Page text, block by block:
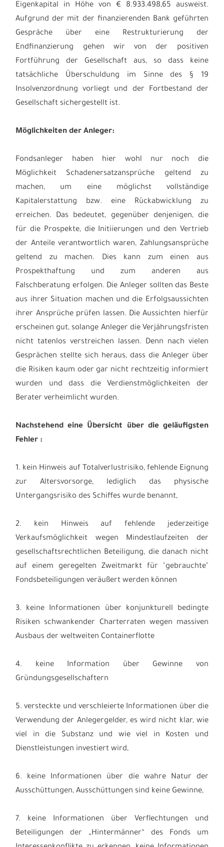
Eigenkapital in Höhe von € 8.933.498,65 ausweist.
Aufgrund der mit der finanzierenden Bank geführten
Gespräche über eine Restrukturierung der
Endfinanzierung gehen wir von der positiven
Fortführung der Gesellschaft aus, so dass keine
tatsächliche Überschuldung im Sinne des § 19
Insolvenzordnung vorliegt und der Fortbestand der
Gesellschaft sichergestellt ist.
Möglichkeiten der Anleger:
Fondsanleger haben hier wohl nur noch die
Möglichkeit Schadenersatzansprüche geltend zu
machen, um eine möglichst vollständige
Kapitalerstattung bzw. eine Rückabwicklung zu
erreichen. Das bedeutet, gegenüber denjenigen, die
für die Prospekte, die Initiierungen und den Vertrieb
der Anteile verantwortlich waren, Zahlungsansprüche
geltend zu machen. Dies kann zum einen aus
Prospekthaftung und zum anderen aus
Falschberatung erfolgen. Die Anleger sollten das Beste
aus ihrer Situation machen und die Erfolgsaussichten
ihrer Ansprüche prüfen lassen. Die Aussichten hierfür
erscheinen gut, solange Anleger die Verjährungsfristen
nicht tatenlos verstreichen lassen. Denn nach vielen
Gesprächen stellte sich heraus, dass die Anleger über
die Risiken kaum oder gar nicht rechtzeitig informiert
wurden und dass die Verdienstmöglichkeiten der
Berater verheimlicht wurden.
Nachstehend eine Übersicht über die geläufigsten
Fehler :
1. kein Hinweis auf Totalverlustrisiko, fehlende Eignung
zur Altersvorsorge, lediglich das physische
Untergangsrisiko des Schiffes wurde benannt,
2. kein Hinweis auf fehlende jederzeitige
Verkaufsmöglichkeit wegen Mindestlaufzeiten der
gesellschaftsrechtlichen Beteiligung, die danach nicht
auf einem geregelten Zweitmarkt für "gebrauchte"
Fondsbeteiligungen veräußert werden können
3. keine Informationen über konjunkturell bedingte
Risiken schwankender Charterraten wegen massiven
Ausbaus der weltweiten Containerflotte
4. keine Information über Gewinne von
Gründungsgesellschaftern
5. versteckte und verschleierte Informationen über die
Verwendung der Anlegergelder, es wird nicht klar, wie
viel in die Substanz und wie viel in Kosten und
Dienstleistungen investiert wird,
6. keine Informationen über die wahre Natur der
Ausschüttungen, Ausschüttungen sind keine Gewinne,
7. keine Informationen über Verflechtungen und
Beteiligungen der „Hintermänner“ des Fonds um